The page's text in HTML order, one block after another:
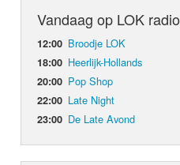
Vandaag op LOK radio
12:00 Broodje LOK
18:00 Heerlijk-Hollands
20:00 Pop Shop
22:00 Late Night
23:00 De Late Avond